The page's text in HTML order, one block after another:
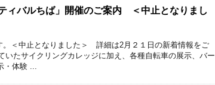
ィバルちば」開催のご案内 ＜中止となりまし
。＜中止となりました＞ 詳細は2月２１日の新着情報をご
いたサイクリングカレッジに加え、各種自転車の展示、バー
・体験 ...